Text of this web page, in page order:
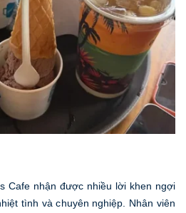
Cafe nhận được nhiều lời khen ngợi
tình và chuyên nghiệp. Nhân viên